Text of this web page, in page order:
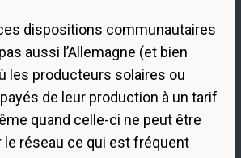
dispositions communautaires
aussi l’Allemagne (et bien
les producteurs solaires ou
de leur production à un tarif
quand celle-ci ne peut être
le réseau ce qui est fréquent